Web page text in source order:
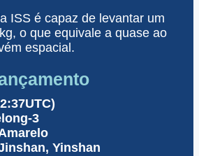
ISS é capaz de levantar um
o que equivale a quase ao
espacial.
3
Yinshan